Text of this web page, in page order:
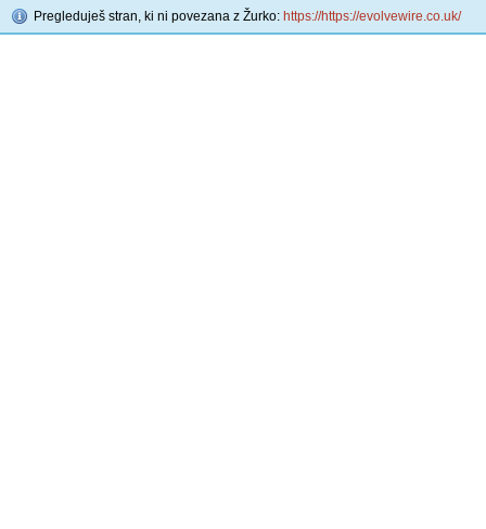
Pregleduješ stran, ki ni povezana z Žurko: https://https://evolvewire.co.uk/